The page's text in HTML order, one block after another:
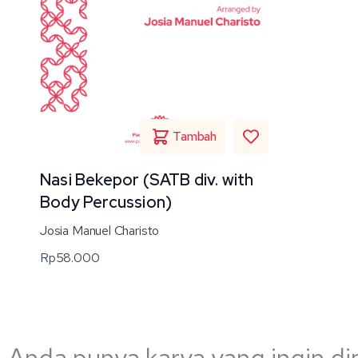
Nasi Bekepor (SATB div. with
Body Percussion)
Josia Manuel Charisto
Rp58.000